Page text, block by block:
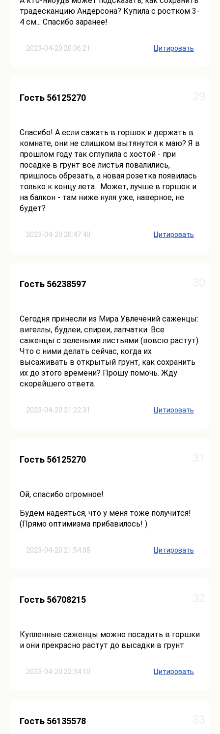
2023-04-20 20:06:21
традесканцию Андерсона? Купила с ростком 3-
4 см... Спасибо заранее!
Цитировать
2023-04-20 20:47:40
Гость 56125270
Спасибо! А если сажать в горшок и держать в
комнате, они не слишком вытянутся к маю? Я в
прошлом году так сглупила с хостой - при
посадке в грунт все листья повалились,
пришлось обрезать, а новая розетка появилась
только к концу лета. Может, лучше в горшок и
на балкон - там ниже нуля уже, наверное, не
будет?
Цитировать
2023-04-20 21:22:31
Гость 56238597
Сегодня принесли из Мира Увлечений саженцы:
вигеллы, будлеи, спиреи, лапчатки. Все
саженцы с зелеными листьями (вовсю растут).
Что с ними делать сейчас, когда их
высаживать в открытый грунт, как сохранить
их до этого времени? Прошу помочь. Жду
скорейшего ответа.
Цитировать
2023-04-20 21:54:05
Гость 56125270
Ой, спасибо огромное!
Будем надеяться, что у меня тоже получится!
(Прямо оптимизма прибавилось! )
Цитировать
2023-04-20 22:34:10
Гость 56708215
Купленные саженцы можно посадить в горшки
и они прекрасно растут до высадки в грунт
Цитировать
Гость 56135578